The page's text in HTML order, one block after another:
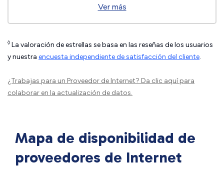
Ver más
◊ La valoración de estrellas se basa en las reseñas de los usuarios
y nuestra encuesta independiente de satisfacción del cliente.
¿Trabajas para un Proveedor de Internet? Da clic aquípara
colaborar en la actualización de datos.
Mapa de disponibilidad de
proveedores de Internet